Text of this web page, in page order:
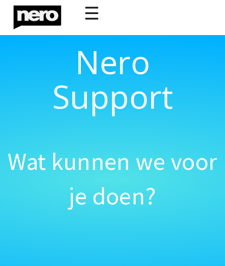
☰
Nero
Support
Wat kunnen we voor
je doen?